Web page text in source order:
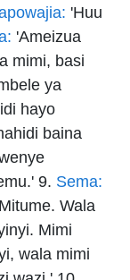
'Huu
'Ameizua
mimi, basi
ya
hayo
baina
9. Sema:
Wala
Mimi
wala mimi